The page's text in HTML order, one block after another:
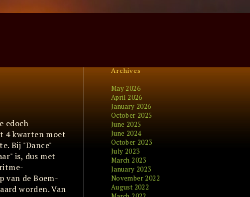
edoch
4 kwarten moet
Bij "Dance"
is, dus met
van de Boem-
worden. Van
Archives
May 2026
April 2026
January 2026
October 2025
June 2025
June 2024
October 2023
July 2023
March 2023
January 2023
November 2022
August 2022